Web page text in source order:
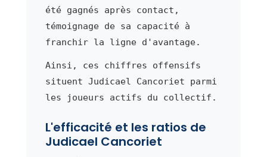
été gagnés après contact,
témoignage de sa capacité à
franchir la ligne d'avantage.
Ainsi, ces chiffres offensifs
situent Judicael Cancoriet parmi
les joueurs actifs du collectif.
L'efficacité et les ratios de
Judicael Cancoriet